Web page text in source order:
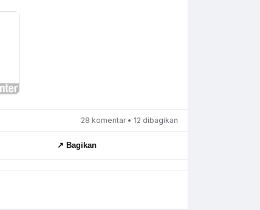
28 komentar • 12 dibagikan
↗️ Bagikan